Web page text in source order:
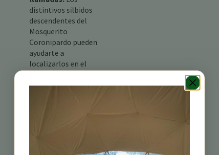
distintivos silbidos
descendentes del
Mosquerito
Coronipardo pueden
ayudarte a
localizarlos en el
Paciencia y
atento. No te